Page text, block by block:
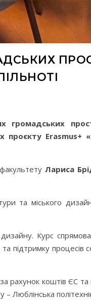
громадських
проєкту Erasmus+
Лариса
та міського
Курс
підтримку процесів
рахунок коштів ЄС
Люблінська